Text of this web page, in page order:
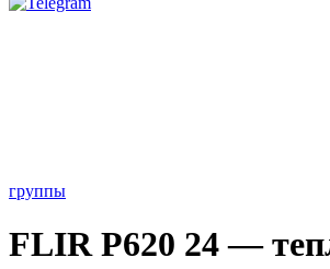
группы
FLIR P620 24 —